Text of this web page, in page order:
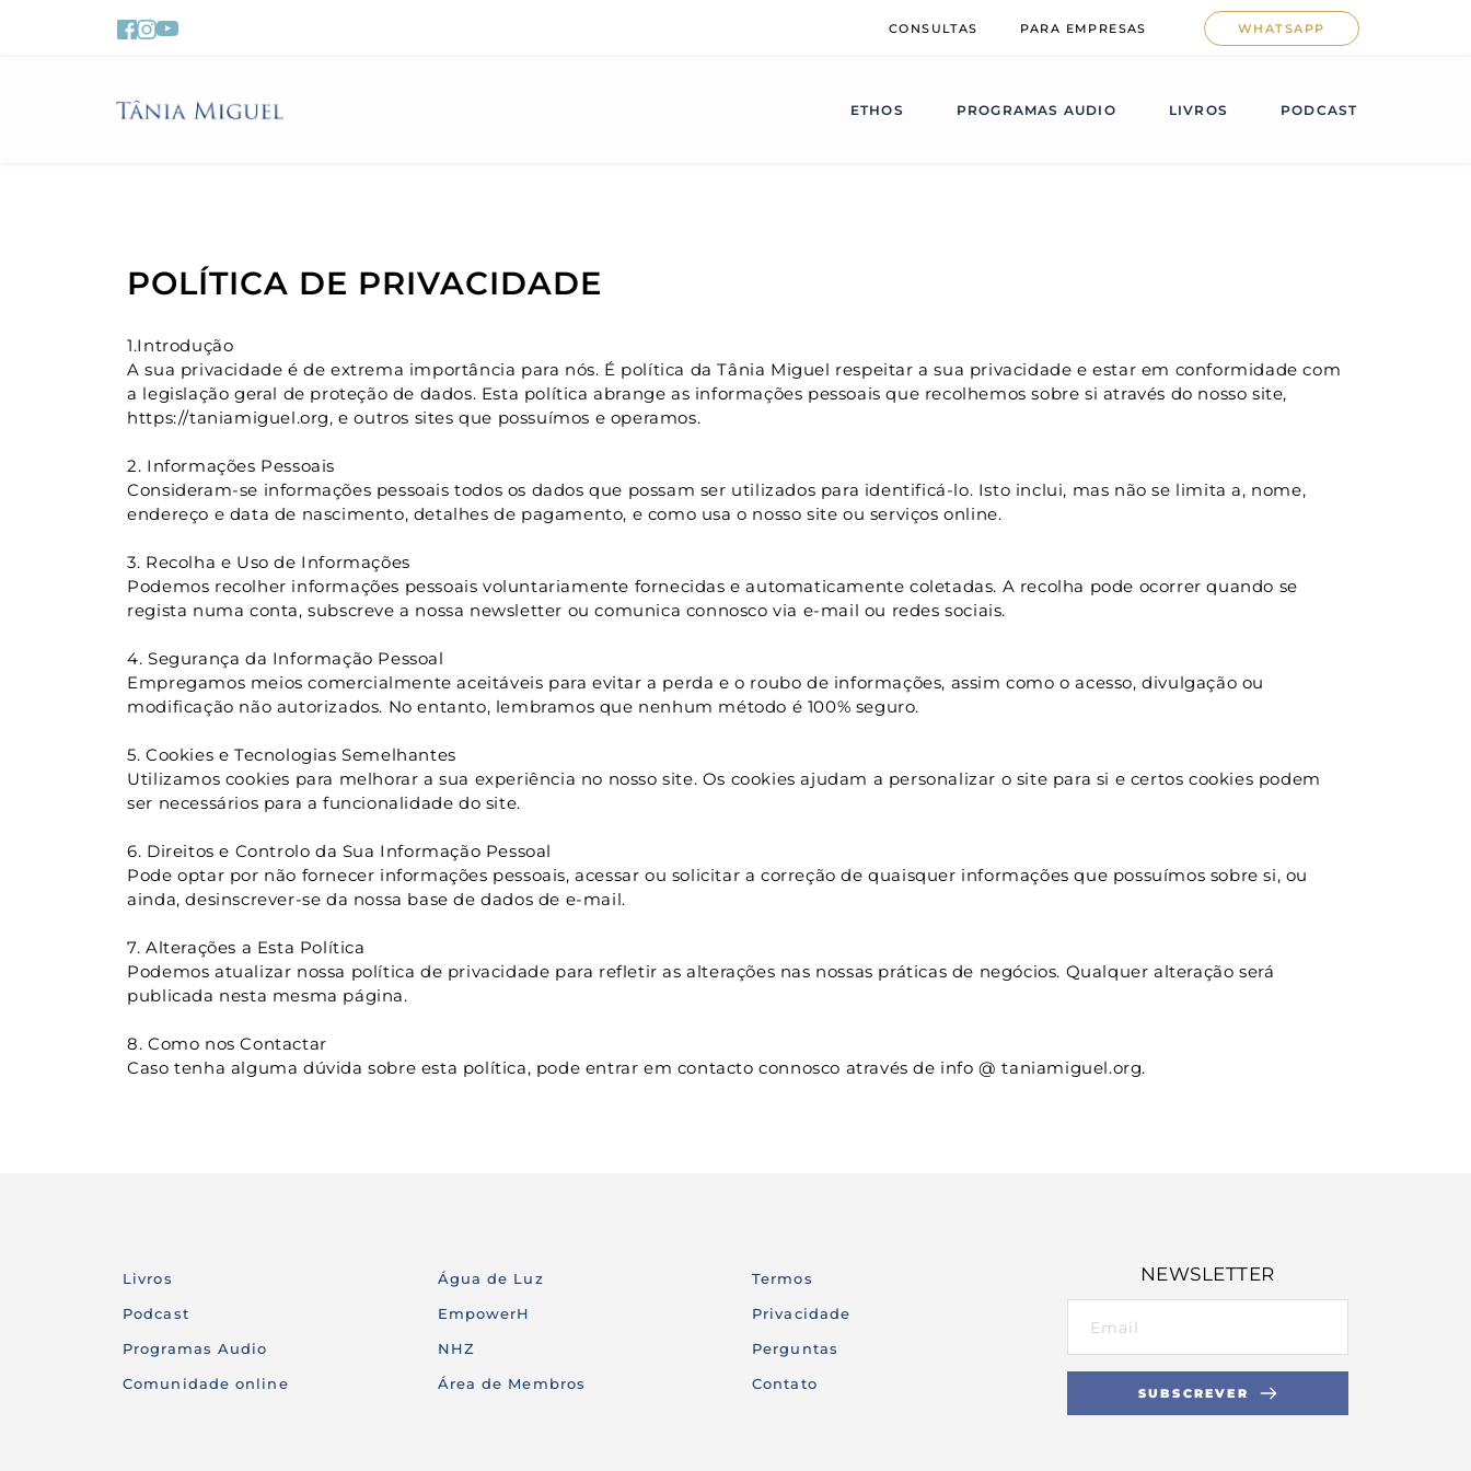
CONSULTAS PARA EMPRESAS WHATSAPP
ETHOS PROGRAMAS AUDIO LIVROS PODCAST
POLÍTICA DE PRIVACIDADE
1.Introdução
A sua privacidade é de extrema importância para nós. É política da Tânia Miguel respeitar a sua privacidade e estar em conformidade com
a legislação geral de proteção de dados. Esta política abrange as informações pessoais que recolhemos sobre si através do nosso site,
https://taniamiguel.org, e outros sites que possuímos e operamos.
2. Informações Pessoais
Consideram-se informações pessoais todos os dados que possam ser utilizados para identificá-lo. Isto inclui, mas não se limita a, nome,
endereço e data de nascimento, detalhes de pagamento, e como usa o nosso site ou serviços online.
3. Recolha e Uso de Informações
Podemos recolher informações pessoais voluntariamente fornecidas e automaticamente coletadas. A recolha pode ocorrer quando se
regista numa conta, subscreve a nossa newsletter ou comunica connosco via e-mail ou redes sociais.
4. Segurança da Informação Pessoal
Empregamos meios comercialmente aceitáveis para evitar a perda e o roubo de informações, assim como o acesso, divulgação ou
modificação não autorizados. No entanto, lembramos que nenhum método é 100% seguro.
5. Cookies e Tecnologias Semelhantes
Utilizamos cookies para melhorar a sua experiência no nosso site. Os cookies ajudam a personalizar o site para si e certos cookies podem
ser necessários para a funcionalidade do site.
6. Direitos e Controlo da Sua Informação Pessoal
Pode optar por não fornecer informações pessoais, acessar ou solicitar a correção de quaisquer informações que possuímos sobre si, ou
ainda, desinscrever-se da nossa base de dados de e-mail.
7. Alterações a Esta Política
Podemos atualizar nossa política de privacidade para refletir as alterações nas nossas práticas de negócios. Qualquer alteração será
publicada nesta mesma página.
8. Como nos Contactar
Caso tenha alguma dúvida sobre esta política, pode entrar em contacto connosco através de info @ taniamiguel.org.
Livros
Podcast
Programas Audio
Comunidade online
Água de Luz
EmpowerH
NHZ
Área de Membros
Termos
Privacidade
Perguntas
Contato
NEWSLETTER
SUBSCREVER